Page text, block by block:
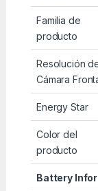
Familia de
producto
Resolución
Cámara
Energy Star
Color del
producto
Battery